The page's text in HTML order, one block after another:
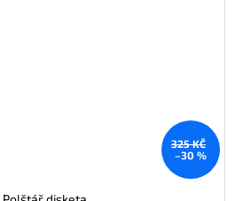
325 KČ
–30 %